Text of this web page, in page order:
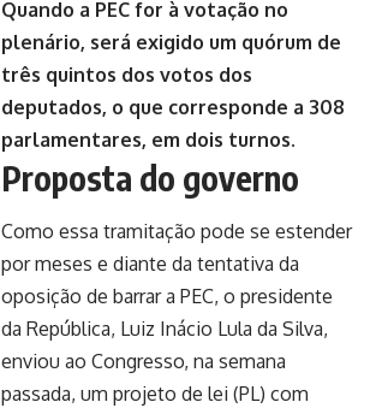
Quando a PEC for à votação no
plenário, será exigido um quórum de
três quintos dos votos dos
deputados, o que corresponde a 308
parlamentares, em dois turnos.
Proposta do governo
Como essa tramitação pode se estender
por meses e diante da tentativa da
oposição de barrar a PEC, o presidente
da República, Luiz Inácio Lula da Silva,
enviou ao Congresso, na semana
passada, um projeto de lei (PL) com